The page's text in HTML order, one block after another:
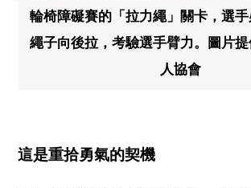
輪椅障礙賽的「拉力繩」關卡，選
繩子向後拉，考驗選手臂力。圖片
人協會
這是重拾勇氣的契機